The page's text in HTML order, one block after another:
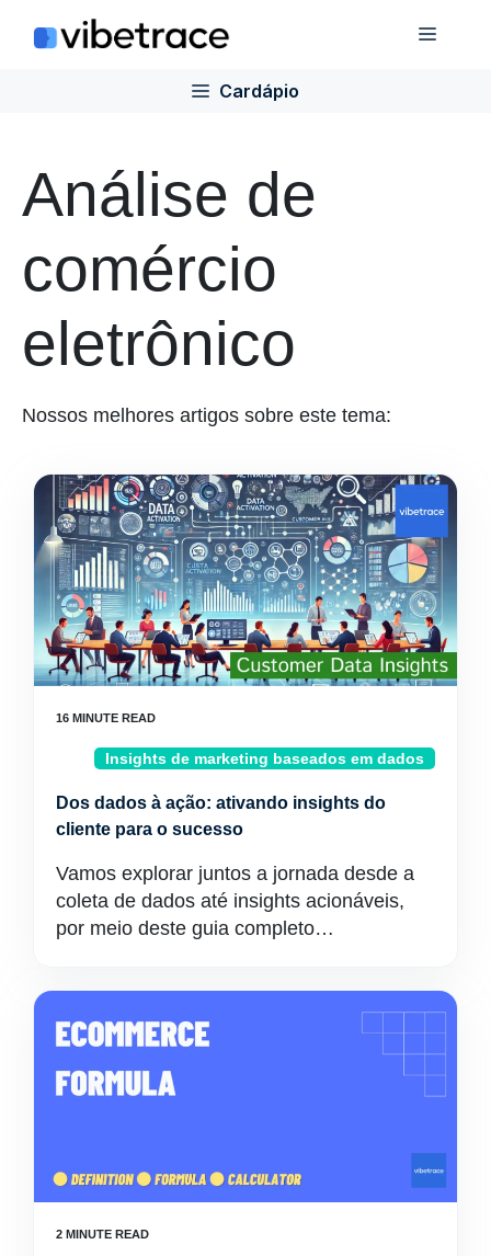
para
Cardápio
Análise de
comércio
eletrônico
Nossos melhores artigos sobre este tema:
Insights de marketing baseados em dados
Dos dados à ação: ativando insights do
cliente para o sucesso
Vamos explorar juntos a jornada desde a
coleta de dados até insights acionáveis,
por meio deste guia completo…